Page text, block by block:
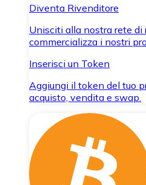
Diventa Rivenditore
Unisciti alla nostra rete di
commercializza i nostri
Inserisci un Token
Aggiungi il token del tuo
acquisto, vendita e swap.